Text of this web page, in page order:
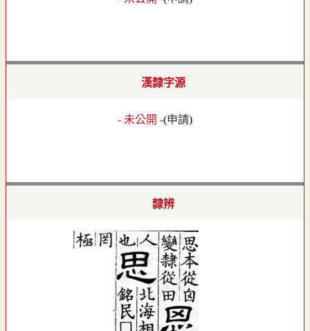
漢隸字源
- 未公開 -(申請)
隸辨